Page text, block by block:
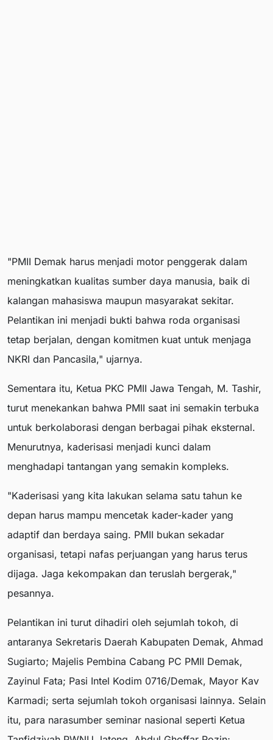
"PMII Demak harus menjadi motor penggerak dalam
meningkatkan kualitas sumber daya manusia, baik di
kalangan mahasiswa maupun masyarakat sekitar.
Pelantikan ini menjadi bukti bahwa roda organisasi
tetap berjalan, dengan komitmen kuat untuk menjaga
NKRI dan Pancasila," ujarnya.
Sementara itu, Ketua PKC PMII Jawa Tengah, M. Tashir,
turut menekankan bahwa PMII saat ini semakin terbuka
untuk berkolaborasi dengan berbagai pihak eksternal.
Menurutnya, kaderisasi menjadi kunci dalam
menghadapi tantangan yang semakin kompleks.
"Kaderisasi yang kita lakukan selama satu tahun ke
depan harus mampu mencetak kader-kader yang
adaptif dan berdaya saing. PMII bukan sekadar
organisasi, tetapi nafas perjuangan yang harus terus
dijaga. Jaga kekompakan dan teruslah bergerak,"
pesannya.
Pelantikan ini turut dihadiri oleh sejumlah tokoh, di
antaranya Sekretaris Daerah Kabupaten Demak, Ahmad
Sugiarto; Majelis Pembina Cabang PC PMII Demak,
Zayinul Fata; Pasi Intel Kodim 0716/Demak, Mayor Kav
Karmadi; serta sejumlah tokoh organisasi lainnya. Selain
itu, para narasumber seminar nasional seperti Ketua